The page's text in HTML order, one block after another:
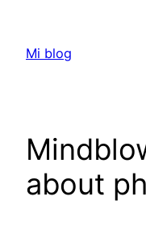
contenido
Mi blog
about